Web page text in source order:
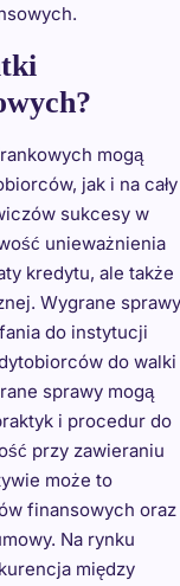
mogą
jak i na cały
sukcesy w
unieważnienia
kredytu, ale także
Wygrane sprawy
do instytucji
do walki
sprawy mogą
i procedur do
przy zawieraniu
może to
finansowych oraz
Na rynku
między